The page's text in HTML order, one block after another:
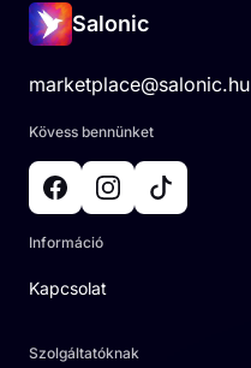
Salonic
marketplace@salonic.hu
Kövess bennünket
Információ
Kapcsolat
Szolgáltatóknak